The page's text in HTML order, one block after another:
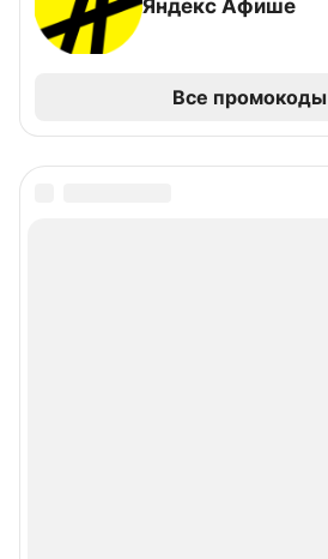
Яндекс Афише
Все промокоды